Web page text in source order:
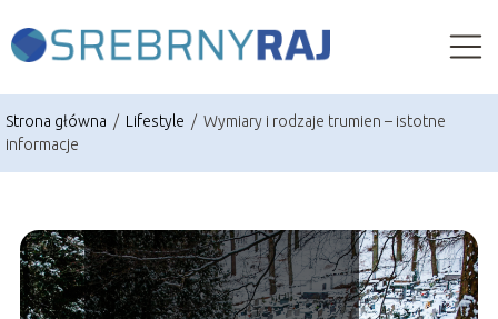
Strona główna / Lifestyle / Wymiary i rodzaje trumien – istotne
informacje